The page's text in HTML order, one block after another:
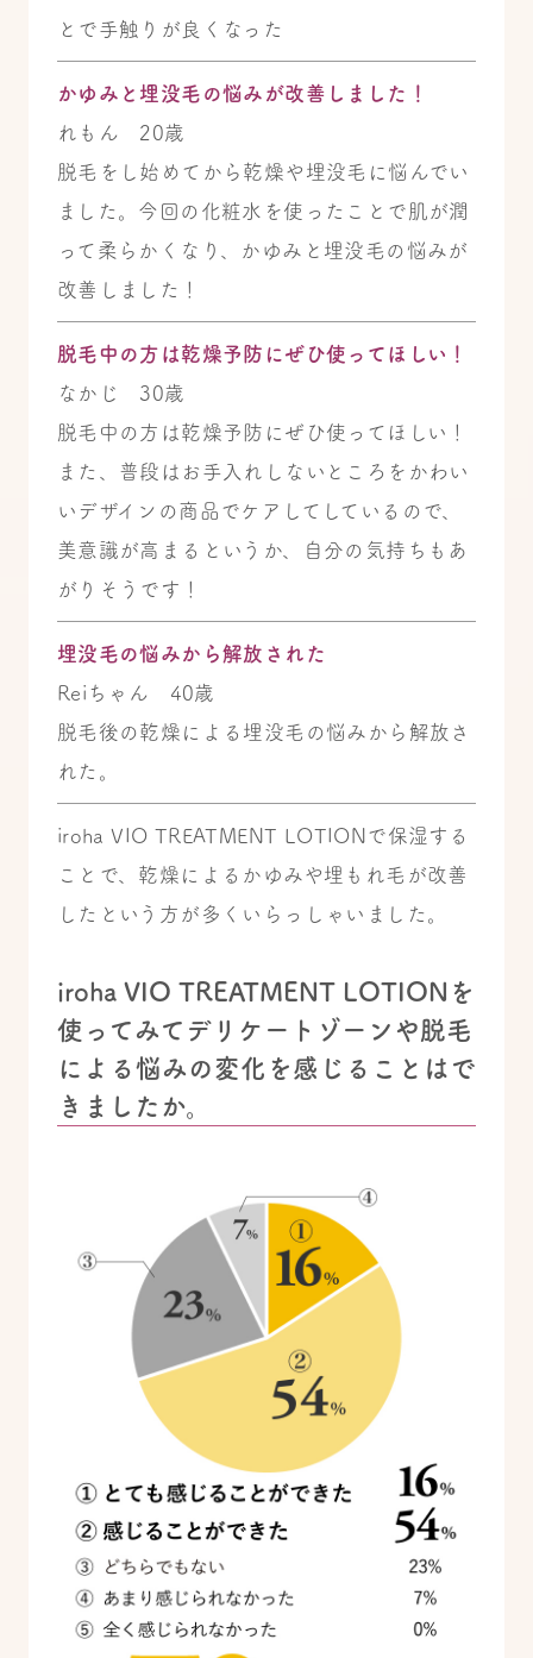
とで手触りが良くなった
かゆみと埋没毛の悩みが改善しました！
れもん 20歳
脱毛をし始めてから乾燥や埋没毛に悩んでい
ました。今回の化粧水を使ったことで肌が潤
って柔らかくなり、かゆみと埋没毛の悩みが
改善しました！
脱毛中の方は乾燥予防にぜひ使ってほしい！
なかじ 30歳
脱毛中の方は乾燥予防にぜひ使ってほしい！
また、普段はお手入れしないところをかわい
いデザインの商品でケアしてしているので、
美意識が高まるというか、自分の気持ちもあ
がりそうです！
埋没毛の悩みから解放された
Reiちゃん 40歳
脱毛後の乾燥による埋没毛の悩みから解放さ
れた。
iroha VIO TREATMENT LOTIONで保湿する
ことで、乾燥によるかゆみや埋もれ毛が改善
したという方が多くいらっしゃいました。
iroha VIO TREATMENT LOTIONを
使ってみてデリケートゾーンや脱毛
による悩みの変化を感じることはで
きましたか。